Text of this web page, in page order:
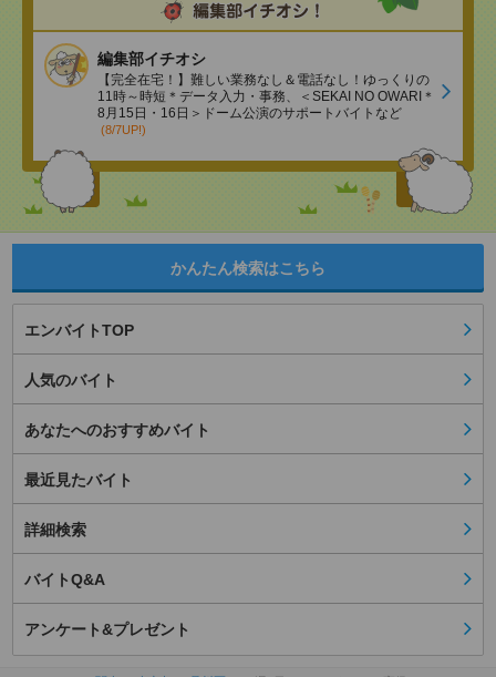
編集部イチオシ
【完全在宅！】難しい業務なし＆電話なし！ゆっくりの
11時～時短＊データ入力・事務、＜SEKAI NO OWARI＊
8月15日・16日＞ドーム公演のサポートバイトなど
(8/7UP!)
かんたん検索はこちら
エンバイトTOP
人気のバイト
あなたへのおすすめバイト
最近見たバイト
詳細検索
バイトQ&A
アンケート&プレゼント